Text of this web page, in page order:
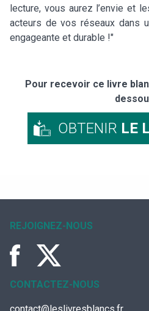
lecture, vous aurez l’envie et
acteurs de vos réseaux dans
engageante et durable !"
Pour recevoir ce livre
OBTENIR LE
REJOIGNEZ-NOUS
CONTACTEZ-NOUS